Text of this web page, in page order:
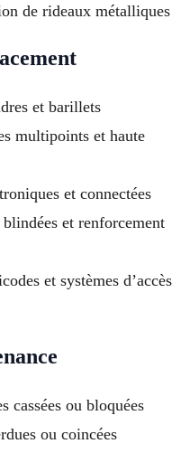
de rideaux métalliques
et barillets
multipoints et haute
et connectées
et renforcement
et systèmes d’accès
cassées ou bloquées
ou coincées